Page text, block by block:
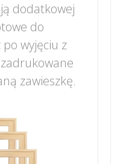
dodatkowej
do
wyjęciu z
zawieszkę.